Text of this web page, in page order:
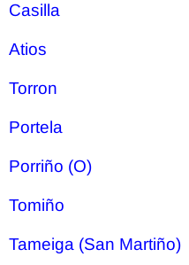
Casilla
Atios
Torron
Portela
Porriño (O)
Tomiño
Tameiga (San Martiño)